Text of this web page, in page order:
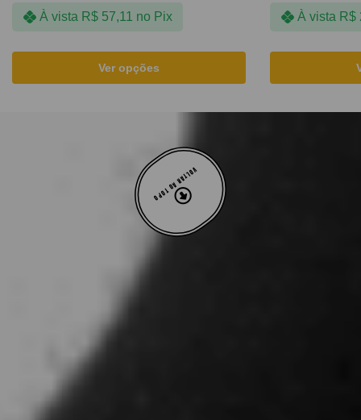
À vista R$57,11 no Pix
Ver opções
À vista R$
VOLTAR AO TOPO